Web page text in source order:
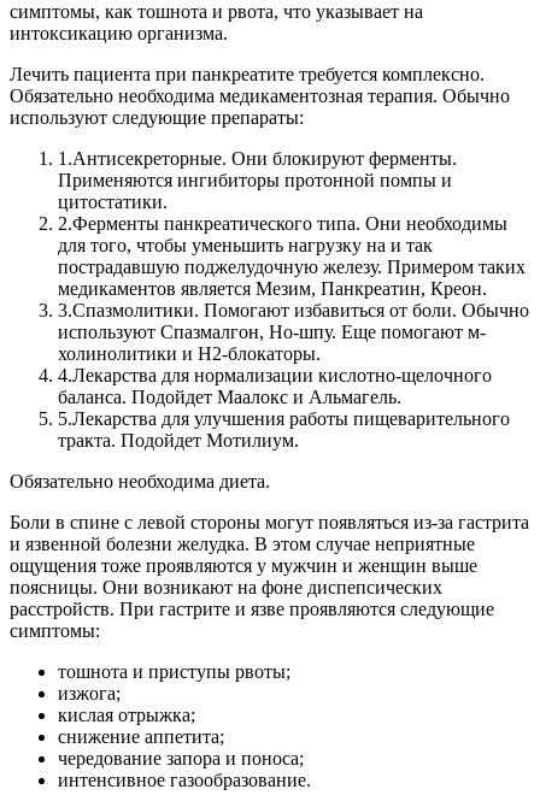
симптомы, как тошнота и рвота, что указывает на
интоксикацию организма.
Лечить пациента при панкреатите требуется комплексно.
Обязательно необходима медикаментозная терапия. Обычно
используют следующие препараты:
1.Антисекреторные. Они блокируют ферменты.
Применяются ингибиторы протонной помпы и
цитостатики.
2.Ферменты панкреатического типа. Они необходимы
для того, чтобы уменьшить нагрузку на и так
пострадавшую поджелудочную железу. Примером таких
медикаментов является Мезим, Панкреатин, Креон.
3.Спазмолитики. Помогают избавиться от боли. Обычно
используют Спазмалгон, Но-шпу. Еще помогают м-
холинолитики и Н2-блокаторы.
4.Лекарства для нормализации кислотно-щелочного
баланса. Подойдет Маалокс и Альмагель.
5.Лекарства для улучшения работы пищеварительного
тракта. Подойдет Мотилиум.
Обязательно необходима диета.
Боли в спине с левой стороны могут появляться из-за гастрита
и язвенной болезни желудка. В этом случае неприятные
ощущения тоже проявляются у мужчин и женщин выше
поясницы. Они возникают на фоне диспепсических
расстройств. При гастрите и язве проявляются следующие
симптомы:
тошнота и приступы рвоты;
изжога;
кислая отрыжка;
снижение аппетита;
чередование запора и поноса;
интенсивное газообразование.